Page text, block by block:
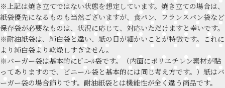
※上記は焼き立てではない状態を想定しています。焼き立ての場合は、
紙袋優先になるものも当然ございますが、食パン、フランスパン袋など
保存袋が必要なものは、状況に応じて、対応いただけますと幸いです。
※耐油紙袋は、純白袋と違い、紙の目が細かいことが特徴です。これに
より純白袋より乾燥しすぎません。
※バーガー袋は基本的にﾋﾞﾆｰﾙ袋です。（内面にポリエチレン素材が貼
ってありますので、ビニール袋と基本的には同じ考え方です。）紙はバ
ーガー袋の場合飾りです。耐油紙袋とは機能性が全く違う商品です。